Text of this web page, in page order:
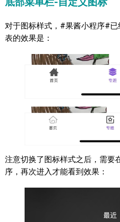
对于图标样式，#果酱小程序#
表的效果是：
注意切换了图标样式之后，需要
序，再次进入才能看到效果：